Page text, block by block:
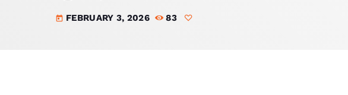
today FEBRUARY 3, 2026 83